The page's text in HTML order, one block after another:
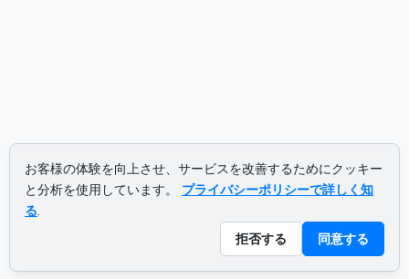
お客様の体験を向上させ、サービスを改善するためにクッキー
と分析を使用しています。
プライバシーポリシーで詳しく知
る.
拒否する
同意する